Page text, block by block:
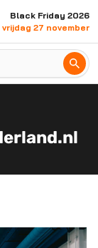
Black Friday 2026
vrijdag 27 november